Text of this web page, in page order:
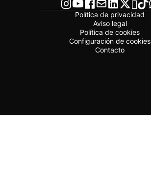
Política de privacidad
Aviso legal
Política de cookies
Configuración de cookies
Contacto